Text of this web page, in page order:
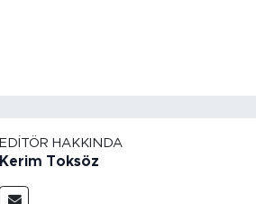
EDITÖR HAKKINDA
Kerim Toksöz